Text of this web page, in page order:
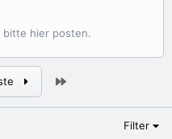
bitte hier posten.
Filter